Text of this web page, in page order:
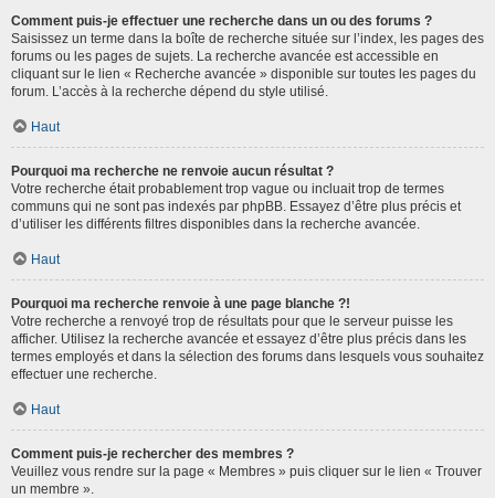
Comment puis-je effectuer une recherche dans un ou des forums ?
Saisissez un terme dans la boîte de recherche située sur l’index, les pages des
forums ou les pages de sujets. La recherche avancée est accessible en
cliquant sur le lien « Recherche avancée » disponible sur toutes les pages du
forum. L’accès à la recherche dépend du style utilisé.
Haut
Pourquoi ma recherche ne renvoie aucun résultat ?
Votre recherche était probablement trop vague ou incluait trop de termes
communs qui ne sont pas indexés par phpBB. Essayez d’être plus précis et
d’utiliser les différents filtres disponibles dans la recherche avancée.
Haut
Pourquoi ma recherche renvoie à une page blanche ?!
Votre recherche a renvoyé trop de résultats pour que le serveur puisse les
afficher. Utilisez la recherche avancée et essayez d’être plus précis dans les
termes employés et dans la sélection des forums dans lesquels vous souhaitez
effectuer une recherche.
Haut
Comment puis-je rechercher des membres ?
Veuillez vous rendre sur la page « Membres » puis cliquer sur le lien « Trouver
un membre ».